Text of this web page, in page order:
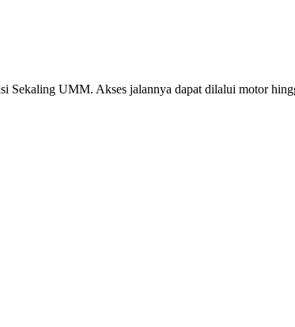
Sekaling UMM. Akses jalannya dapat dilalui motor